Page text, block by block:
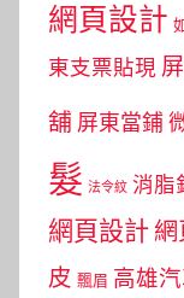
網頁設計
東支票貼現
舖 屏東當鋪
髮 法令紋 消脂
網頁設計 網
皮 飄眉 高雄